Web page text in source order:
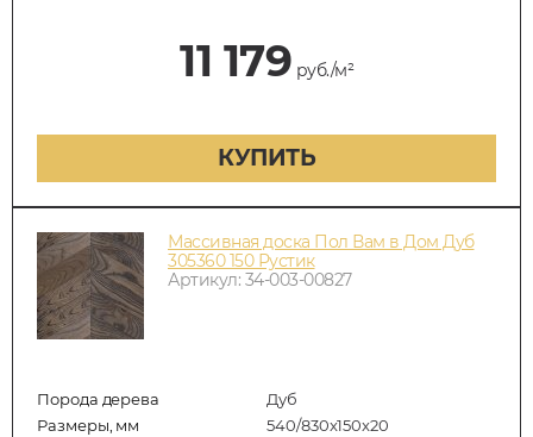
11 179 руб./м²
КУПИТЬ
Массивная доска Пол Вам в Дом Дуб
305360 150 Рустик
Артикул: 34-003-00827
Порода дерева
Дуб
Размеры, мм
540/830x150x20